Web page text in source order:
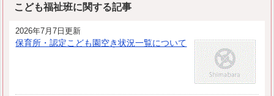
こども福祉班に関する記事
2026年7月7日更新
保育所・認定こども園空き状況一覧について